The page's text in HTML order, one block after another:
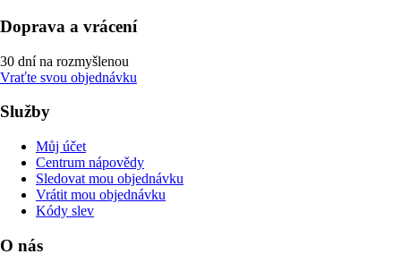
Doprava a vrácení
30 dní na rozmyšlenou
Vraťte svou objednávku
Služby
Můj účet
Centrum nápovědy
Sledovat mou objednávku
Vrátit mou objednávku
Kódy slev
O nás